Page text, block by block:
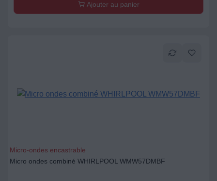
Ajouter au panier
Micro-ondes encastrable
Micro ondes combiné WHIRLPOOL WMW57DMBF